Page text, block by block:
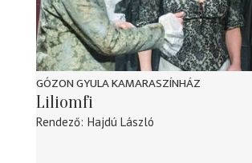
GÓZON GYULA KAMARASZÍNHÁZ
Liliomfi
Rendező Hajdú László